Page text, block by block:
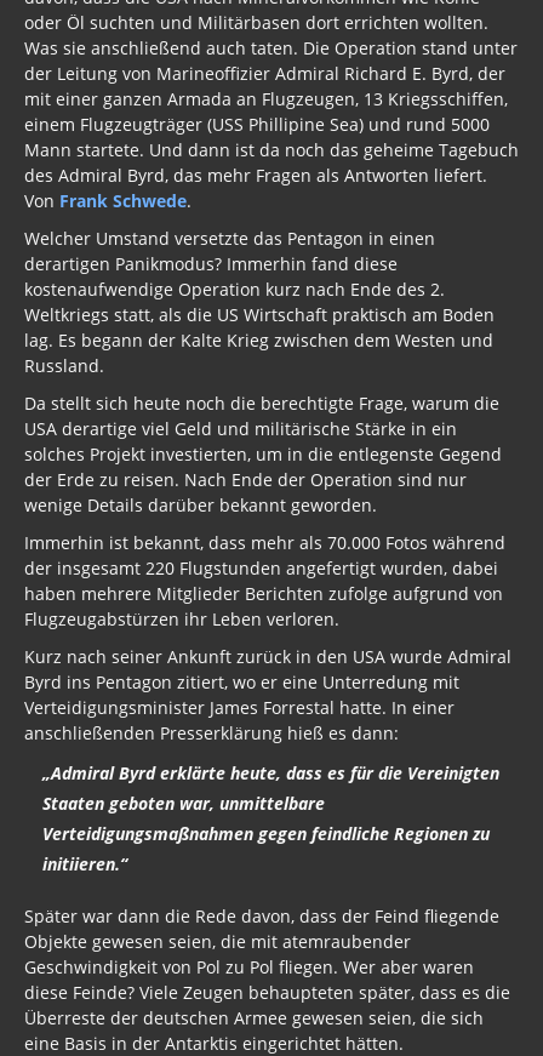
oder Öl suchten und Militärbasen dort errichten wollten.
Was sie anschließend auch taten. Die Operation stand unter
der Leitung von Marineoffizier Admiral Richard E. Byrd, der
mit einer ganzen Armada an Flugzeugen, 13 Kriegsschiffen,
einem Flugzeugträger (USS Phillipine Sea) und rund 5000
Mann startete. Und dann ist da noch das geheime Tagebuch
des Admiral Byrd, das mehr Fragen als Antworten liefert.
Von Frank Schwede.
Welcher Umstand versetzte das Pentagon in einen
derartigen Panikmodus? Immerhin fand diese
kostenaufwendige Operation kurz nach Ende des 2.
Weltkriegs statt, als die US Wirtschaft praktisch am Boden
lag. Es begann der Kalte Krieg zwischen dem Westen und
Russland.
Da stellt sich heute noch die berechtigte Frage, warum die
USA derartige viel Geld und militärische Stärke in ein
solches Projekt investierten, um in die entlegenste Gegend
der Erde zu reisen. Nach Ende der Operation sind nur
wenige Details darüber bekannt geworden.
Immerhin ist bekannt, dass mehr als 70.000 Fotos während
der insgesamt 220 Flugstunden angefertigt wurden, dabei
haben mehrere Mitglieder Berichten zufolge aufgrund von
Flugzeugabstürzen ihr Leben verloren.
Kurz nach seiner Ankunft zurück in den USA wurde Admiral
Byrd ins Pentagon zitiert, wo er eine Unterredung mit
Verteidigungsminister James Forrestal hatte. In einer
anschließenden Presserklärung hieß es dann:
„Admiral Byrd erklärte heute, dass es für die Vereinigten
Staaten geboten war, unmittelbare
Verteidigungsmaßnahmen gegen feindliche Regionen zu
initiieren.“
Später war dann die Rede davon, dass der Feind fliegende
Objekte gewesen seien, die mit atemraubender
Geschwindigkeit von Pol zu Pol fliegen. Wer aber waren
diese Feinde? Viele Zeugen behaupteten später, dass es die
Überreste der deutschen Armee gewesen seien, die sich
eine Basis in der Antarktis eingerichtet hätten.